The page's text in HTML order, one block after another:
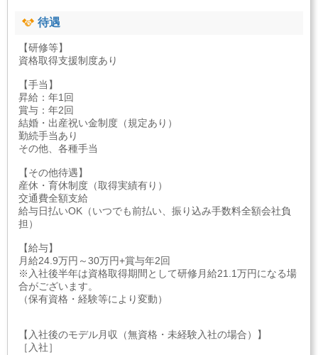
待遇
【研修等】
資格取得支援制度あり
【手当】
昇給：年1回
賞与：年2回
結婚・出産祝い金制度（規定あり）
勤続手当あり
その他、各種手当
【その他待遇】
産休・育休制度（取得実績有り）
交通費全額支給
給与日払いOK（いつでも前払い、振り込み手数料全額会社負
担）
【給与】
月給24.9万円～30万円+賞与年2回
※入社後半年は資格取得期間として研修月給21.1万円になる場
合がございます。
（保有資格・経験等により変動）
【入社後のモデル月収（無資格・未経験入社の場合）】
［入社］